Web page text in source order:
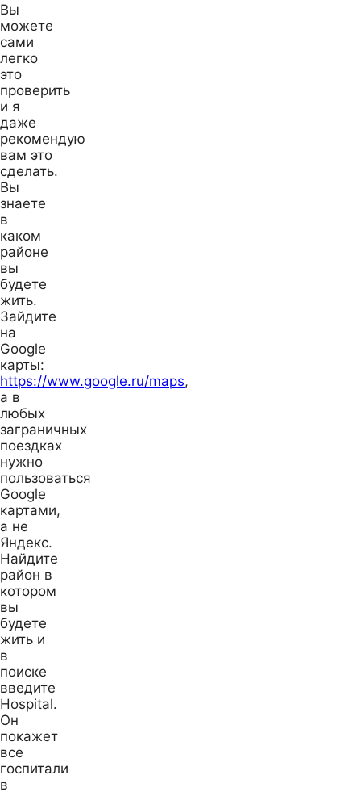
Вы
можете
сами
легко
это
проверить
и я
даже
рекомендую
вам это
сделать.
Вы
знаете
в
каком
районе
вы
будете
жить.
Зайдите
на
Google
карты:
https://www.google.ru/maps,
а в
любых
заграничных
поездках
нужно
пользоваться
Google
картами,
а не
Яндекс.
Найдите
район в
котором
вы
будете
жить и
в
поиске
введите
Hospital.
Он
покажет
все
госпитали
в